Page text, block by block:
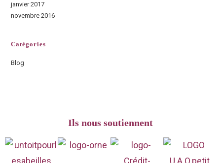
janvier 2017
novembre 2016
Catégories
Blog
Ils nous soutiennent